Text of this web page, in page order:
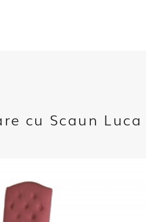
cu Scaun Luca